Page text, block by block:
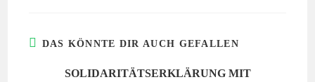
DAS KÖNNTE DIR AUCH GEFALLEN
SOLIDARITÄTSERKLÄRUNG MIT